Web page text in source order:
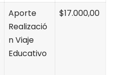
Aporte
Realizació
n Viaje
Educativo
$17.000,00